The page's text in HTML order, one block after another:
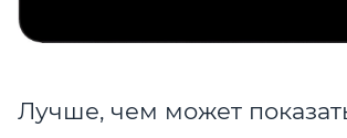
Лучше, чем может